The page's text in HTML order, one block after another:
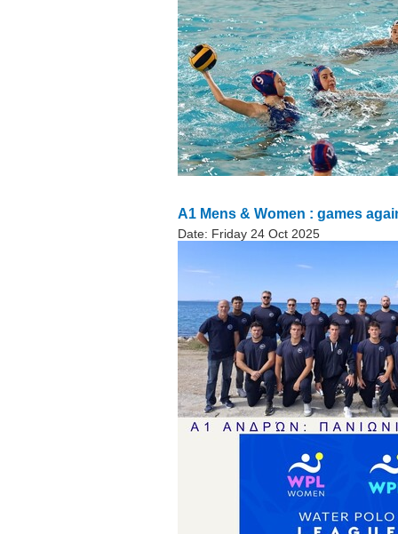
A1 Mens & Women : games
Date: Friday 24 Oct 2025